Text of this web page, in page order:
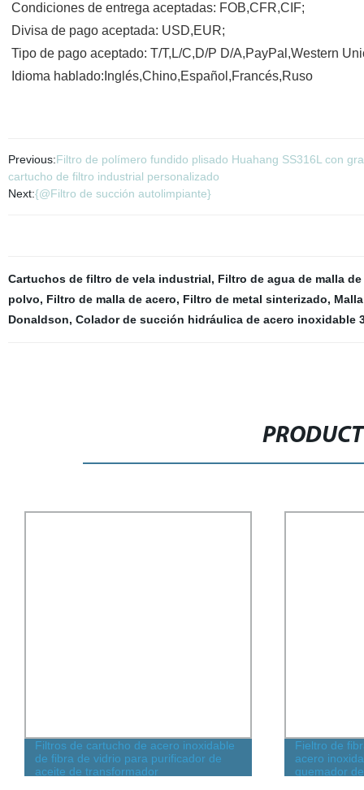
Condiciones de entrega aceptadas: FOB,CFR,CIF;
Divisa de pago aceptada: USD,EUR;
Tipo de pago aceptado: T/T,L/C,D/P D/A,PayPal,Western
Idioma hablado:Inglés,Chino,Español,Francés,Ruso
Previous:Filtro de polímero fundido plisado Huahang SS316L con
cartucho de filtro industrial personalizado
Next:{@Filtro de succión autolimpiante}
Cartuchos de filtro de vela industrial, Filtro de agua de malla de
polvo, Filtro de malla de acero, Filtro de metal sinterizado,
Donaldson, Colador de succión hidráulica de acero inoxidable
Fieltro de fibra metálica sinterizada de
acero inoxidable de alta calidad para
quemador de gas
Filtro de
de venta